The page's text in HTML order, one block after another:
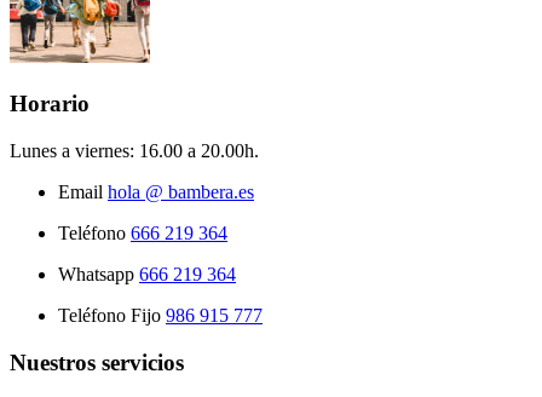
Horario
Lunes a viernes: 16.00 a 20.00h.
Email hola @ bambera.es
Teléfono 666 219 364
Whatsapp 666 219 364
Teléfono Fijo 986 915 777
Nuestros servicios